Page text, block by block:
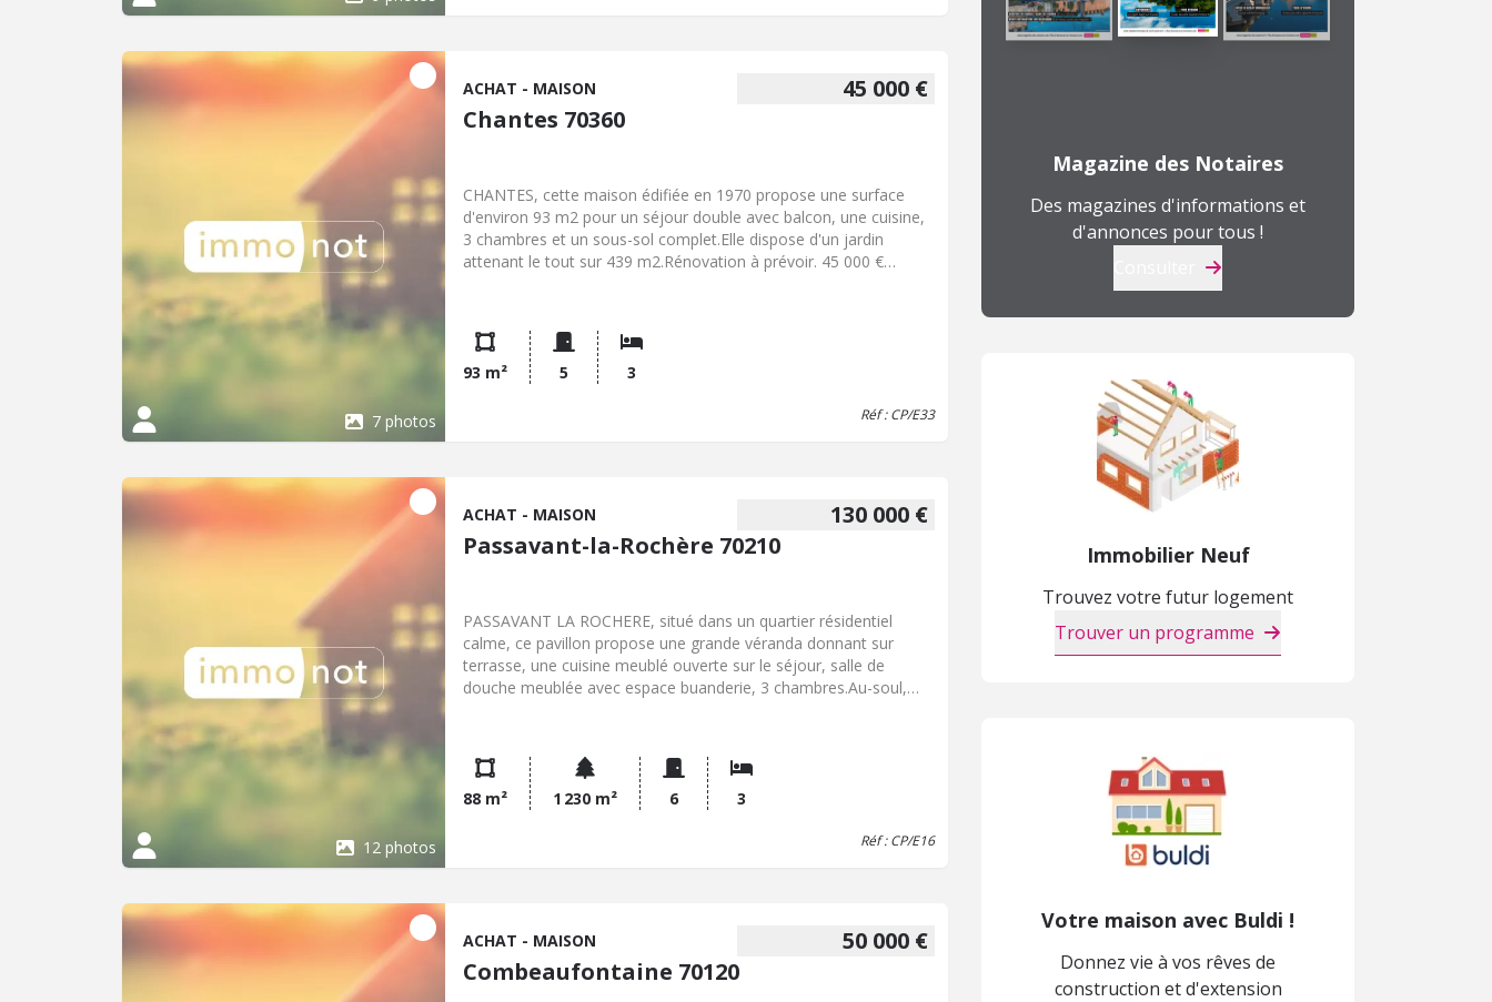
06 89 28 70 07, Email :
carine.perrier.70045@notaires.fr
7 photos
45 000 €
ACHAT - MAISON
Chantes 70360
CHANTES, cette maison édifiée en 1970 propose une surface
d'environ 93 m2 pour un séjour double avec balcon, une cuisine,
3 chambres et un sous-sol complet.Elle dispose d'un jardin
attenant le tout sur 439 m2.Rénovation à prévoir. 45 000 €
carine.perrier.70045@notaires.fr
93 m² 5 3
Réf : CP/E33
12 photos
130 000 €
ACHAT - MAISON
Passavant-la-Rochère 70210
PASSAVANT LA ROCHERE, situé dans un quartier résidentiel
calme, ce pavillon propose une grande véranda donnant sur
terrasse, une cuisine meublé ouverte sur le séjour, salle de
douche meublée avec espace buanderie, 3 chambres.Au-soul,
véhicule et grande cour.130 000 € à la charge du
vendeur,Référence : CP/E16,Coordonnées négociateur : Carine
LEGAY, Email :carine.legay.70045@notaires.fr
88 m² 1 230 m² 6 3
Réf : CP/E16
50 000 €
ACHAT - MAISON
Combeaufontaine 70120
Magazine des Notaires
Des magazines d'informations et
d'annonces pour tous !
Immobilier Neuf
Trouvez votre futur logement
Trouver un programme
Votre maison avec Buldi !
Donnez vie à vos rêves de
construction et d'extension